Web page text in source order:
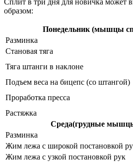
Сплит в три дня для новичка может
образом:
Понедельник (мышцы
Разминка
Становая тяга
Тяга штанги в наклоне
Подъем веса на бицепс (со штангой)
Проработка пресса
Растяжка
Среда(грудные
Разминка
Жим лежа с широкой постановкой
Жим лежа с узкой постановкой рук